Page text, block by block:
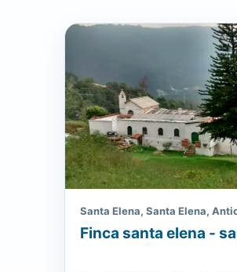
Santa Elena, Santa Elena,
Finca santa elena -